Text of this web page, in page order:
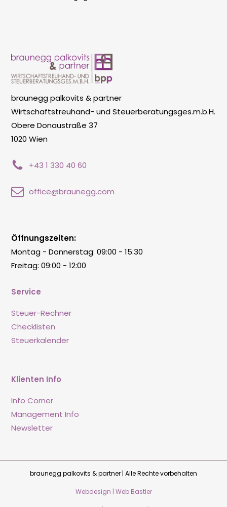
braunegg palkovits & partner
Wirtschaftstreuhand- und Steuerberatungsges.m.b.H.
Obere Donaustraße 37
1020 Wien
+43 1 330 40 60
office@braunegg.com
Service
Steuer-Rechner
Checklisten
Steuerkalender
Klienten Info
Info Corner
Management Info
Newsletter
Öffnungszeiten:
Montag - Donnerstag: 09:00 - 15:30
Freitag: 09:00 - 12:00
braunegg palkovits & partner | Alle Rechte vorbehalten
Webdesign | Web Bastler